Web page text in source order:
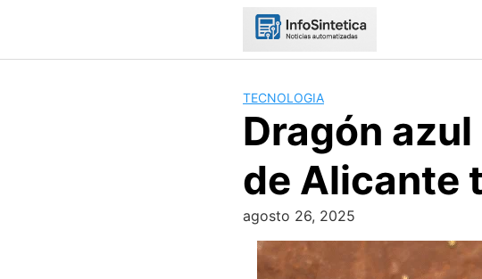
TECNOLOGIA
Dragón
de Alicante
agosto 26, 2025